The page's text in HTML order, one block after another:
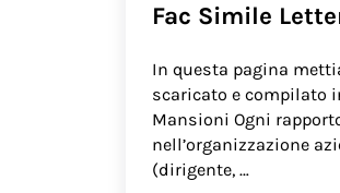
Fac Simile
In questa pagina
scaricato e compilato
Mansioni Ogni
nell’organizzazione
(dirigente, …